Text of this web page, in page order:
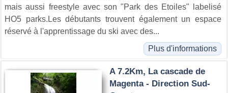
mais aussi freestyle avec son "Park des Etoiles" labelisé
HO5 parks.Les débutants trouvent également un espace
réservé à l'apprentissage du ski avec des...
Plus d'informations
A 7.2Km, La cascade de
Magenta - Direction Sud-